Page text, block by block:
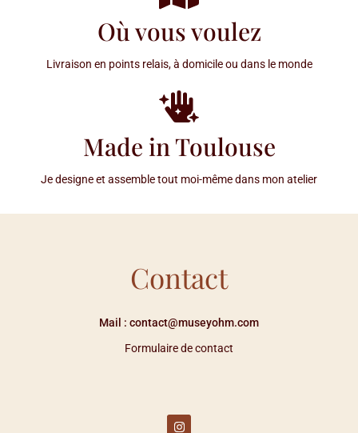
Où vous voulez
Livraison en points relais, à domicile ou dans le monde
Made in Toulouse
Je designe et assemble tout moi-même dans mon atelier
Contact
Mail : contact@museyohm.com
Formulaire de contact